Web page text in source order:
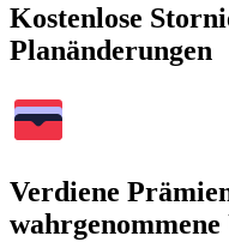
Kostenlose
Planänderungen
Verdiene